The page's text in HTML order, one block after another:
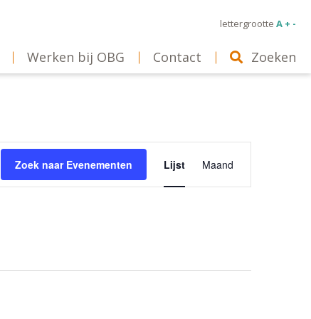
Zoek naar Evenementen
weergaven
navigatie
Lijst Maand
lettergrootte A + -
Werken bij OBG Contact Zoeken